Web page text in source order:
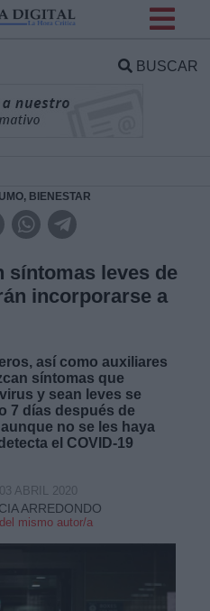
BUSCAR
BIENESTAR
síntomas leves de
incorporarse a
así como auxiliares
síntomas que
y sean leves se
7 días después de
no se les haya
el COVID-19
ARREDONDO
mismo autor/a
ABRIL 2020